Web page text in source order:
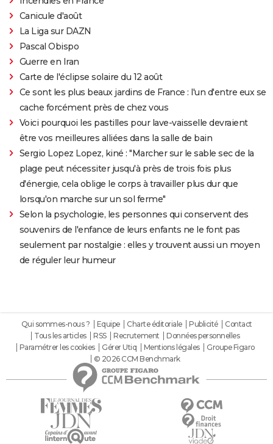
Canicule d'août
La Liga sur DAZN
Pascal Obispo
Guerre en Iran
Carte de l'éclipse solaire du 12 août
Ce sont les plus beaux jardins de France : l'un d'entre eux se
cache forcément près de chez vous
Voici pourquoi les pastilles pour lave-vaisselle devraient
être vos meilleures alliées dans la salle de bain
Sergio Lopez Lopez, kiné : "Marcher sur le sable sec de la
plage peut nécessiter jusqu'à près de trois fois plus
d'énergie, cela oblige le corps à travailler plus dur que
lorsqu'on marche sur un sol ferme"
Selon la psychologie, les personnes qui conservent des
souvenirs de l'enfance de leurs enfants ne le font pas
seulement par nostalgie : elles y trouvent aussi un moyen
de réguler leur humeur
Qui sommes-nous ? Equipe Charte éditoriale Publicité
Contact
Tous les articles
RSS Recrutement
Données personnelles
Paramétrer les cookies
Gérer Utiq Mentions légales
Groupe Figaro
© 2026 CCM Benchmark